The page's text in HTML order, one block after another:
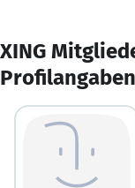
XING
Profilangaben